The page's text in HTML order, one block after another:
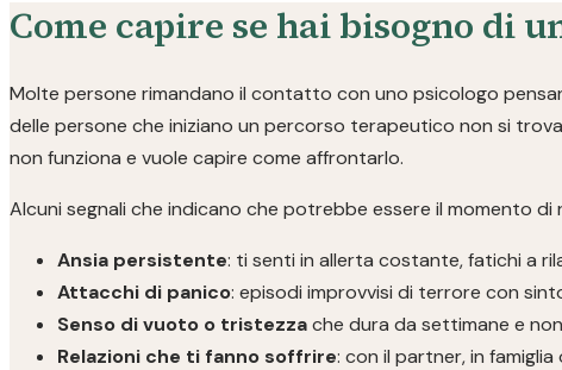
Come capire se hai bisogno di
Molte persone rimandano il contatto con uno psicologo
delle persone che iniziano un percorso terapeutico non si
non funziona e vuole capire come affrontarlo.
Alcuni segnali che indicano che potrebbe essere il momento di
Ansia persistente: ti senti in allerta costante, fatichi a
Attacchi di panico: episodi improvvisi di terrore con
Senso di vuoto o tristezzache dura da settimane e
Relazioni che ti fanno soffrire: con il partner, in famiglia